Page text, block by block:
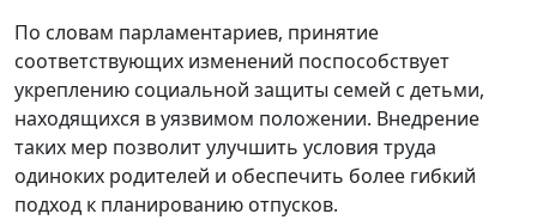
По словам парламентариев, принятие
соответствующих изменений поспособствует
укреплению социальной защиты семей с детьми,
находящихся в уязвимом положении. Внедрение
таких мер позволит улучшить условия труда
одиноких родителей и обеспечить более гибкий
подход к планированию отпусков.